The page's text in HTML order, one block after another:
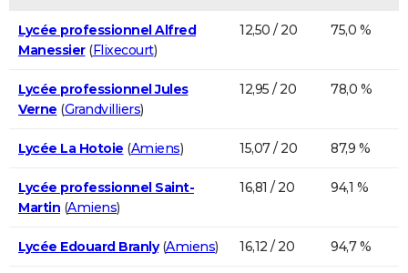
Lycée professionnel Alfred
Manessier(Flixecourt)
12,50 / 20 75,0 %
Lycée professionnel Jules
Verne (Grandvilliers)
12,95 / 20 78,0 %
Lycée La Hotoie (Amiens) 15,07 / 20 87,9 %
Lycée professionnel Saint-
Martin (Amiens)
16,81 / 20 94,1 %
Lycée Edouard Branly(Amiens) 16,12 / 20 94,7 %